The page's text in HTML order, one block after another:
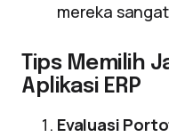
mereka
Tips Memilih
Aplikasi ERP
Evaluasi